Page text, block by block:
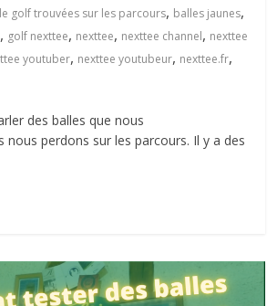
golf trouvées sur les parcours, balles jaunes,
, golf nexttee, nexttee, nexttee channel, nexttee
youtuber, nexttee youtubeur, nexttee.fr,
des balles que nous
nous perdons sur les parcours. Il y a des